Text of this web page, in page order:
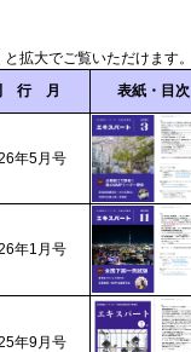
拡大でご覧いただけます。
行 月 表紙・目次
年5月号
年1月号
年9月号